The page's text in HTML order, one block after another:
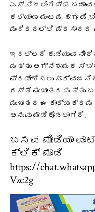
ಎಸ್.ನಿಜಲಿಂಗಪ್ಪ
ಕಲ್ಯಾಣ ಮಂಟಪ ಹಾಗೂ
ಮಂದಿರದಲ್ಲಿ ಪ್ರಸಾದದ
ಇದಲ್ಲದೆ ಕುಡಿಯುವ
ಮತ್ತು ಅಗ್ನಿಶಾಮಕ
ಪ್ರವೇಶಿಸಲು
ರಸ್ತೆ ಮುಖಾಂತರ ಮತ್ತು
ಮುಖಾಂತರ ಈ
ಅನುವು ಮಾಡಿಕೊಡಲಾಗಿದೆ.
ಬಸವ ಮೀಡಿಯಾ
ಕ್ಲಿಕ್ ಮಾಡಿ
https://
Vzc2g